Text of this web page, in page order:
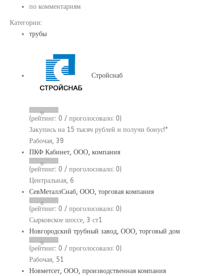
по комментариям
Категории:
трубы
Стройснаб
(рейтинг: 0 / проголосовало: 0)
Закупись на 15 тысяч рублей и получи бонус!*
Рабочая, 39
ПКФ Кабинет, ООО, компания
(рейтинг: 0 / проголосовало: 0)
Центральная, 6
СевМеталлСнаб, ООО, торговая компания
(рейтинг: 0 / проголосовало: 0)
Сырковское шоссе, 3 ст1
Новгородский трубный завод, ООО, торговый дом
(рейтинг: 0 / проголосовало: 0)
Рабочая, 51
Новметсет, ООО, производственная компания